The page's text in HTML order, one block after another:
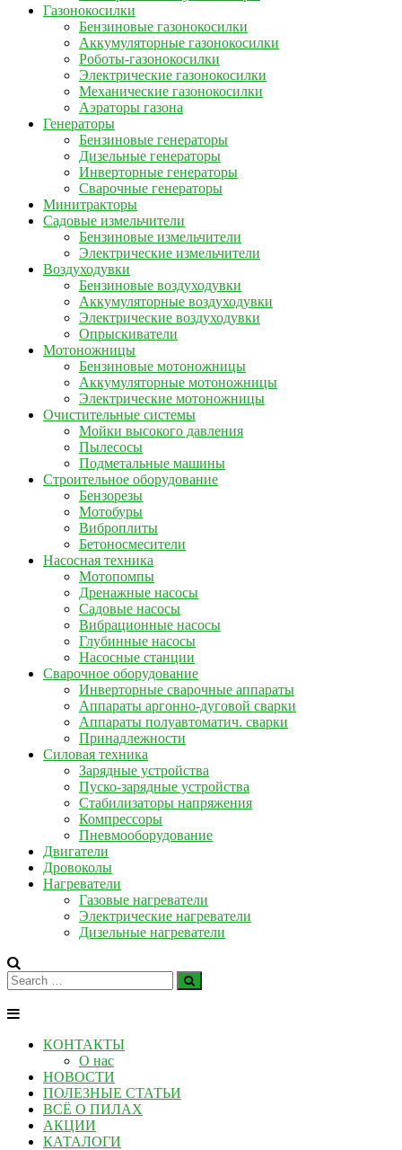
Газонокосилки
Бензиновые газонокосилки
Аккумуляторные газонокосилки
Роботы-газонокосилки
Электрические газонокосилки
Механические газонокосилки
Аэраторы газона
Генераторы
Бензиновые генераторы
Дизельные генераторы
Инверторные генераторы
Сварочные генераторы
Минитракторы
Садовые измельчители
Бензиновые измельчители
Электрические измельчители
Воздуходувки
Бензиновые воздуходувки
Аккумуляторные воздуходувки
Электрические воздуходувки
Опрыскиватели
Мотоножницы
Бензиновые мотоножницы
Аккумуляторные мотоножницы
Электрические мотоножницы
Очистительные системы
Мойки высокого давления
Пылесосы
Подметальные машины
Строительное оборудование
Бензорезы
Мотобуры
Виброплиты
Бетоносмесители
Насосная техника
Мотопомпы
Дренажные насосы
Садовые насосы
Вибрационные насосы
Глубинные насосы
Насосные станции
Сварочное оборудование
Инверторные сварочные аппараты
Аппараты аргонно-дуговой сварки
Аппараты полуавтоматич. сварки
Принадлежности
Силовая техника
Зарядные устройства
Пуско-зарядные устройства
Стабилизаторы напряжения
Компрессоры
Пневмооборудование
Двигатели
Дровоколы
Нагреватели
Газовые нагреватели
Электрические нагреватели
Дизельные нагреватели
КОНТАКТЫ
О нас
НОВОСТИ
ПОЛЕЗНЫЕ СТАТЬИ
ВСЁ О ПИЛАХ
АКЦИИ
КАТАЛОГИ